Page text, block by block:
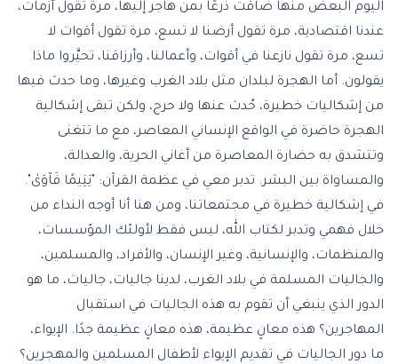
اليوم البعض منها ضاقت ذرعًا بمن هاجر إليها، مرة تقول أزمات،
عندنا اقتصادية، مرة تقول أرضنا لا تسع، مرة تقول أقوات لا
تسع، مرة تقول نازعنا في أقوات، وأعمالنا، وأرزاقنا، تحيَّروا ماذا
يقولون. أما الهجرة لبلدان مثل بلاد الغرب وغيرها، وما حدث فيها
من إشكاليات خطيرة، حُدث عنها ولا حرج، ولكن تبقى إشكالية
الهجرة حاضرة في الواقع الإنساني المعاصر، مع ما تتغنى
وتتشدق به حضارة المعاصرة من أغاني الحرية، والعدالة،
والمساواة بين البشر. تدبر معي في عظمة القرآن: "يَتِيمًا فَآوَىٰ".
في إشكالية خطيرة في مجتمعاتنا، ومن هنا أنا أوجه النداء من
خلال فهمي وتدبر لكتاب الله، ليس فقط لأولئك المؤسسات،
والمنظمات، والإنسانية، وغير الإنسان، والأفراد، والمسلمين،
والجاليات المسلمة في بلاد الغرب، لدينا جاليات، جاليات، ما هو
الدور الذي ينبغي أن تقوم به هذه الجاليات في استقبال
المهاجرين؟ هذه معانٍ عظيمة، هذه معانٍ عظيمة جدًا. الإيواء،
ما دور الجاليات في تقديم الإيواء لأطفال المسلمين والمهجرين؟